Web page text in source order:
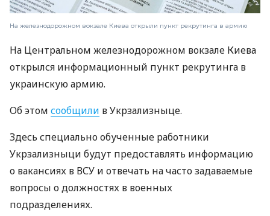
На железнодорожном вокзале Киева открыли пункт рекрутинга в армию
На Центральном железнодорожном вокзале Киева
открылся информационный пункт рекрутинга в
украинскую армию.⠀
Об этом сообщили в Укрзализныце.
Здесь специально обученные работники
Укрзализныци будут предоставлять информацию
о вакансиях в ВСУ и отвечать на часто задаваемые
вопросы о должностях в военных
подразделениях.⠀